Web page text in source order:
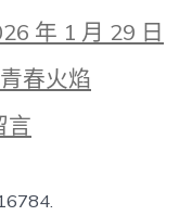
年 1 月 29 日
春火焰
言